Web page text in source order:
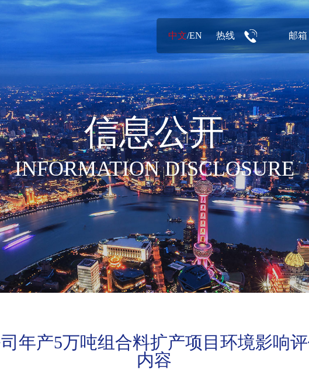
中文/EN 热线 邮箱
信息公开
INFORMATION DISCLOSURE
年产5万吨组合料扩产项目环境影响
内容